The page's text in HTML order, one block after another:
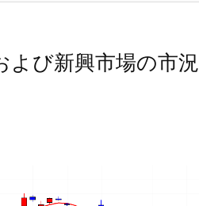
よび新興市場の市況